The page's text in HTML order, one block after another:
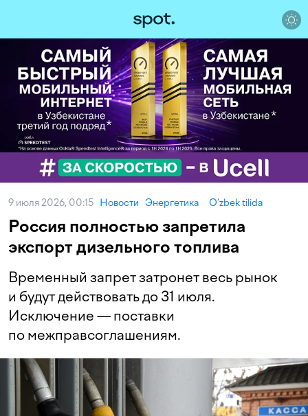
9 июля 2026, 00:15 Новости Энергетика O‘zbek tilida
Россия полностью запретила
экспорт дизельного топлива
Временный запрет затронет весь рынок
и будут действовать до 31 июля.
Исключение — поставки
по межправсоглашениям.